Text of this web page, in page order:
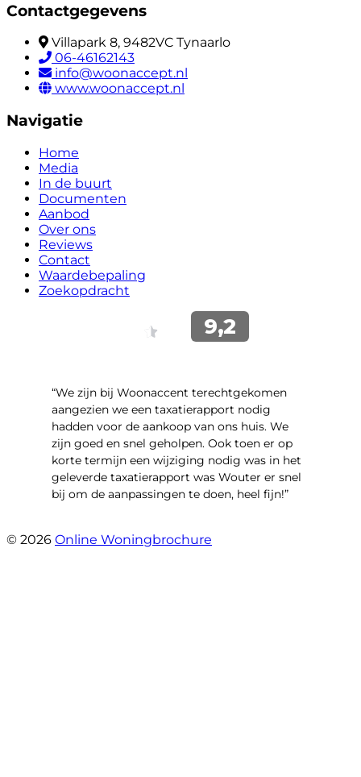
Contactgegevens
Villapark 8, 9482VC Tynaarlo
06-46162143
info@woonaccept.nl
www.woonaccept.nl
Navigatie
Home
Media
In de buurt
Documenten
Aanbod
Over ons
Reviews
Contact
Waardebepaling
Zoekopdracht
“We zijn bij Woonaccent terechtgekomen
aangezien we een taxatierapport nodig
hadden voor de aankoop van ons huis. We
zijn goed en snel geholpen. Ook toen er op
korte termijn een wijziging nodig was in het
geleverde taxatierapport was Wouter er snel
bij om de aanpassingen te doen, heel fijn!”
© 2026 Online Woningbrochure